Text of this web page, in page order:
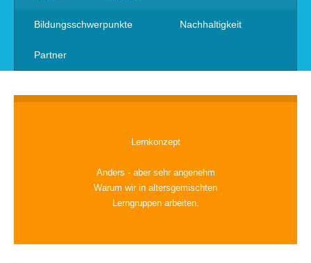
Bildungsschwerpunkte Nachhaltigkeit
Partner
Lernkonzept
Anders - aber sehr angenehm
Warum wir in altersgemischten
Lerngruppen arbeiten.